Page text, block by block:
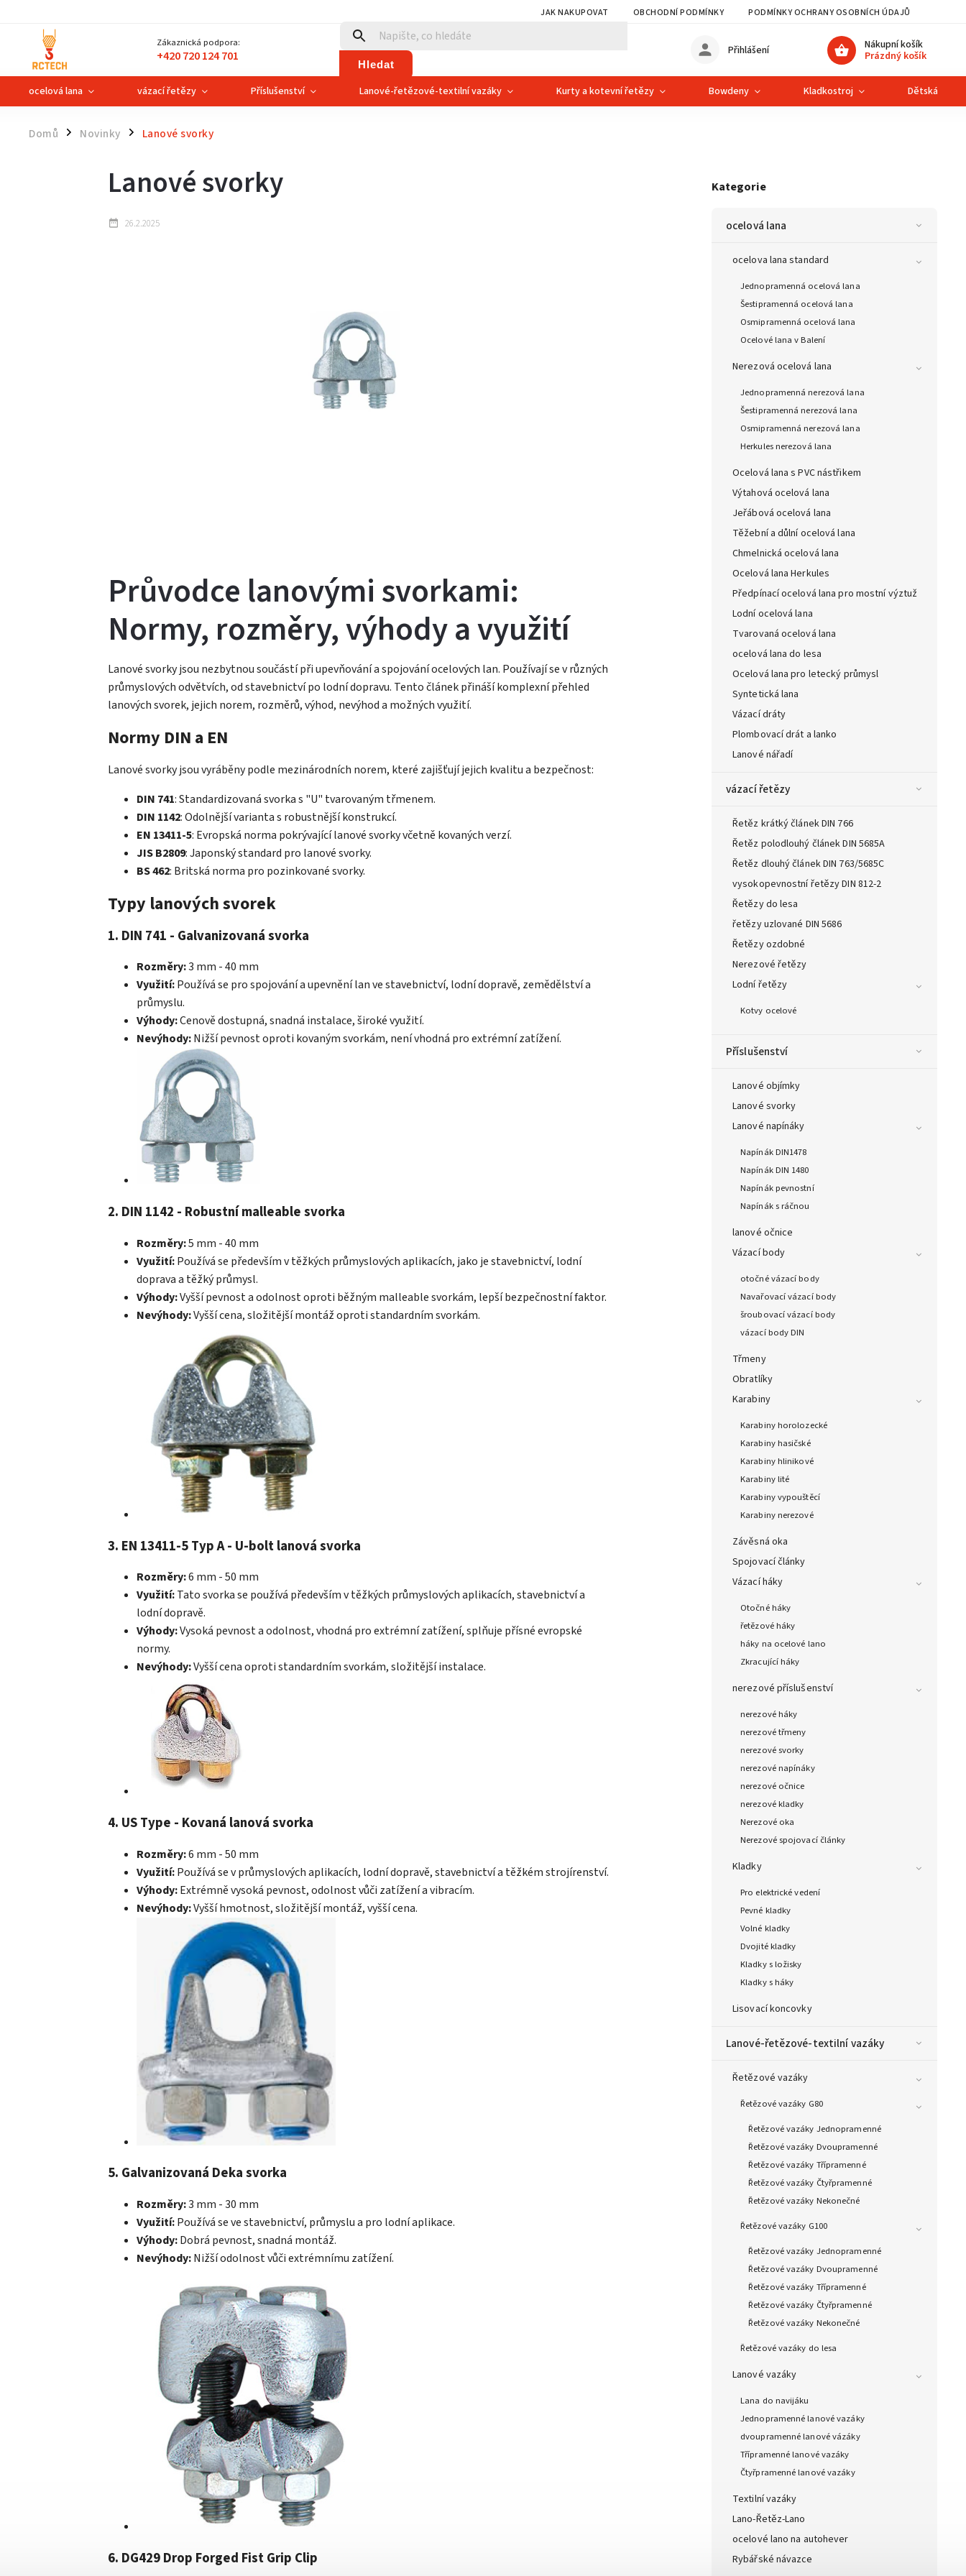
JAK NAKUPOVAT OBCHODNÍ PODMÍNKY PODMÍNKY OCHRANY OSOBNÍCH ÚDAJŮ
Zákaznická podpora:
+420 720 124 701 Hledat
Nákupní košík
Prázdný košík
Přihlášení
ocelová lana vázací řetězy Příslušenství Lanové-řetězové-textilní vazáky Kurty a kotevní řetězy Bowdeny Kladkostroj Dětská
Domů / Novinky / Lanové svorky
Kategorie
ocelová lana
ocelova lana standard
Jednopramenná ocelová lana
Šestipramenná ocelová lana
Osmipramenná ocelová lana
Ocelové lana v Balení
Nerezová ocelová lana
Jednopramenná nerezová lana
Šestipramenná nerezová lana
Osmipramenná nerezová lana
Herkules nerezová lana
Ocelová lana s PVC nástřikem
Výtahová ocelová lana
Jeřábová ocelová lana
Těžební a důlní ocelová lana
Chmelnická ocelová lana
Ocelová lana Herkules
Předpínací ocelová lana pro mostní výztuž
Lodní ocelová lana
Tvarovaná ocelová lana
ocelová lana do lesa
Ocelová lana pro letecký průmysl
Syntetická lana
Vázací dráty
Plombovací drát a lanko
Lanové nářadí
vázací řetězy
Řetěz krátký článek DIN 766
Řetěz polodlouhý článek DIN 5685A
Řetěz dlouhý článek DIN 763/5685C
vysokopevnostní řetězy DIN 812-2
Řetězy do lesa
řetězy uzlované DIN 5686
Řetězy ozdobné
Nerezové řetězy
Lodní řetězy
Kotvy ocelové
Příslušenství
Lanové objímky
Lanové svorky
Lanové napínáky
Napínák DIN1478
Napínák DIN 1480
Napínák pevnostní
Napínák s ráčnou
lanové očnice
Vázací body
otočné vázací body
Navařovací vázací body
šroubovací vázací body
vázací body DIN
Třmeny
Obratlíky
Karabiny
Karabiny horolozecké
Karabiny hasičské
Karabiny hlinikové
Karabiny lité
Karabiny vypouštěcí
Karabiny nerezové
Závěsná oka
Spojovací články
Vázací háky
Otočné háky
řetězové háky
háky na ocelové lano
Zkracující háky
nerezové příslušenství
nerezové háky
nerezové třmeny
nerezové svorky
nerezové napínáky
nerezové očnice
nerezové kladky
Nerezové oka
Nerezové spojovací články
Kladky
Pro elektrické vedení
Pevné kladky
Volné kladky
Dvojité kladky
Kladky s ložisky
Kladky s háky
Lisovací koncovky
Lanové-řetězové-textilní vazáky
Řetězové vazáky
Řetězové vazáky G80
Řetězové vazáky Jednopramenné
Řetězové vazáky Dvoupramenné
Řetězové vazáky Třípramenné
Řetězové vazáky Čtyřpramenné
Řetězové vazáky Nekonečné
Řetězové vazáky G100
Řetězové vazáky Jednopramenné
Řetězové vazáky Dvoupramenné
Řetězové vazáky Třípramenné
Řetězové vazáky Čtyřpramenné
Řetězové vazáky Nekonečné
Řetězové vazáky do lesa
Lanové vazáky
Lana do navijáku
Jednopramenné lanové vazáky
dvoupramenné lanové vázáky
Třípramenné lanové vazáky
Čtyřpramenné lanové vazáky
Textilní vazáky
Lano-Řetěz-Lano
ocelové lano na autohever
Rybářské návazce
Lanové svorky
26.2.2025
Průvodce lanovými svorkami:
Normy, rozměry, výhody a využití
Lanové svorky jsou nezbytnou součástí při upevňování a spojování ocelových lan. Používají se v různých
průmyslových odvětvích, od stavebnictví po lodní dopravu. Tento článek přináší komplexní přehled
lanových svorek, jejich norem, rozměrů, výhod, nevýhod a možných využití.
Normy DIN a EN
Lanové svorky jsou vyráběny podle mezinárodních norem, které zajišťují jejich kvalitu a bezpečnost:
DIN 741: Standardizovaná svorka s "U" tvarovaným třmenem.
DIN 1142: Odolnější varianta s robustnější konstrukcí.
EN 13411-5: Evropská norma pokrývající lanové svorky včetně kovaných verzí.
JIS B2809: Japonský standard pro lanové svorky.
BS 462: Britská norma pro pozinkované svorky.
Typy lanových svorek
1. DIN 741 - Galvanizovaná svorka
Rozměry:3 mm - 40 mm
Využití:Používá se pro spojování a upevnění lan ve stavebnictví, lodní dopravě, zemědělství a
průmyslu.
Výhody:Cenově dostupná, snadná instalace, široké využití.
Nevýhody:Nižší pevnost oproti kovaným svorkám, není vhodná pro extrémní zatížení.
2. DIN 1142 - Robustní malleable svorka
Rozměry:5 mm - 40 mm
Využití:Používá se především v těžkých průmyslových aplikacích, jako je stavebnictví, lodní
doprava a těžký průmysl.
Výhody:Vyšší pevnost a odolnost oproti běžným malleable svorkám, lepší bezpečnostní faktor.
Nevýhody:Vyšší cena, složitější montáž oproti standardním svorkám.
3. EN 13411-5 Typ A - U-bolt lanová svorka
Rozměry:6 mm - 50 mm
Využití:Tato svorka se používá především v těžkých průmyslových aplikacích, stavebnictví a
lodní dopravě.
Výhody:Vysoká pevnost a odolnost, vhodná pro extrémní zatížení, splňuje přísné evropské
normy.
Nevýhody:Vyšší cena oproti standardním svorkám, složitější instalace.
4. US Type - Kovaná lanová svorka
Rozměry:6 mm - 50 mm
Využití:Používá se v průmyslových aplikacích, lodní dopravě, stavebnictví a těžkém strojírenství.
Výhody:Extrémně vysoká pevnost, odolnost vůči zatížení a vibracím.
Nevýhody:Vyšší hmotnost, složitější montáž, vyšší cena.
5. Galvanizovaná Deka svorka
Rozměry:3 mm - 30 mm
Využití:Používá se ve stavebnictví, průmyslu a pro lodní aplikace.
Výhody:Dobrá pevnost, snadná montáž.
Nevýhody:Nižší odolnost vůči extrémnímu zatížení.
6. DG429 Drop Forged Fist Grip Clip